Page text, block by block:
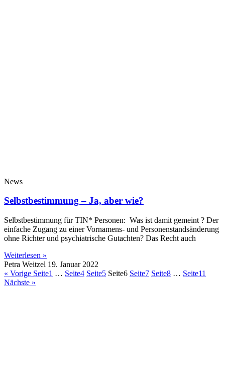
News
Selbstbestimmung – Ja, aber wie?
Selbstbestimmung für TIN* Personen: Was ist damit gemeint ? Der
einfache Zugang zu einer Vornamens- und Personenstandsänderung
ohne Richter und psychiatrische Gutachten? Das Recht auch
Weiterlesen »
Petra Weitzel 19. Januar 2022
« Vorige Seite1 … Seite4 Seite5 Seite6 Seite7 Seite8 … Seite11
Nächste »